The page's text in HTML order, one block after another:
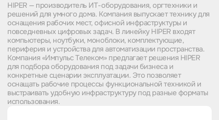
HIPER — производитель ИТ-оборудования, оргтехники и
решений для умного дома. Компания выпускает технику для
оснащения рабочих мест, офисной инфраструктуры и
повседневных цифровых задач. В линейку HIPER входят
компьютеры, ноутбуки, моноблоки, комплектующие,
периферия и устройства для автоматизации пространства.
Компания «Импульс Телеком» предлагает решения HIPER
для подбора оборудования под задачи бизнеса и
конкретные сценарии эксплуатации. Это позволяет
оснащать рабочие процессы функциональной техникой и
выстраивать удобную инфраструктуру под разные форматы
использования.